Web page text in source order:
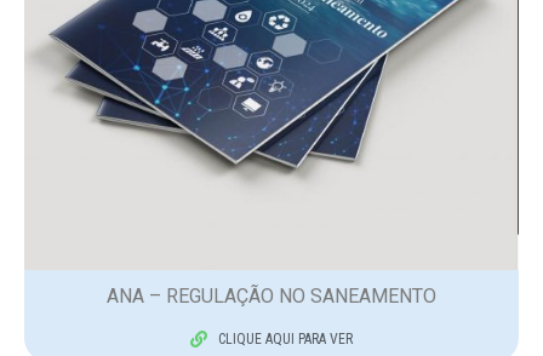
ANA – REGULAÇÃO NO SANEAMENTO
CLIQUE AQUI PARA VER